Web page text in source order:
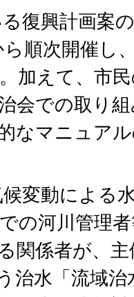
復興計画案
順次開催し
加えて、市
会での取り
なマニュア
変動による
の河川管理
関係者が、
治水「流域